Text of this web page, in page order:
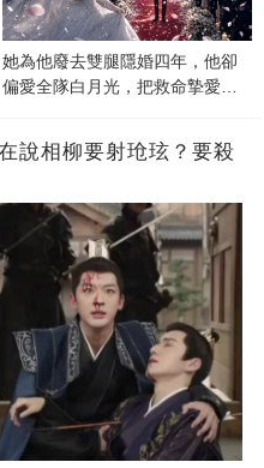
她為他廢去雙腿隱婚四年，他卻
偏愛全隊白月光，把救命摯愛當
說相柳要射玱玹？要殺